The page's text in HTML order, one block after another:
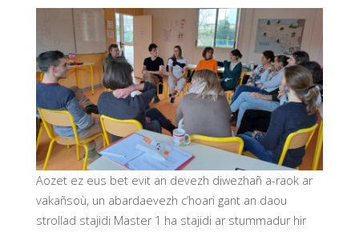
Aozet ez eus bet evit an devezh diwezhañ a-raok ar
vakañsoù, un abardaevezh c’hoari gant an daou
strollad stajidi Master 1 ha stajidi ar stummadur hir